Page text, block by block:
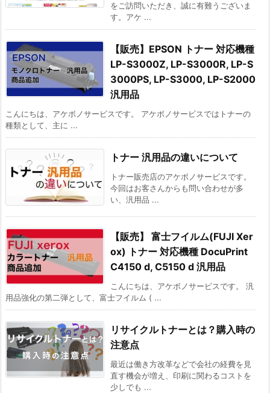
をご訪問いただき、誠に有難うございま
す。アケ ...
【販売】EPSON トナー 対応機種
LP-S3000Z, LP-S3000R, LP-S
3000PS, LP-S3000, LP-S2000
汎用品
こんにちは、アケボノサービスです。 アケボノサービスではトナーの
種類として、主に ...
トナー 汎用品の違いについて
トナー販売店のアケボノサービスです。
今回はお客さんからも問い合わせが多
い、汎用品 ...
【販売】 富士フイルム(FUJI Xer
ox) トナー 対応機種 DocuPrint
C4150 d, C5150 d 汎用品
こんにちは、アケボノサービスです。 汎
用品強化の第二弾として、富士フイルム ( ...
リサイクルトナーとは？購入時の
注意点
最近は働き方改革などで会社の経費を見
直す機会が増え、印刷に関わるコストを
少しでも ...